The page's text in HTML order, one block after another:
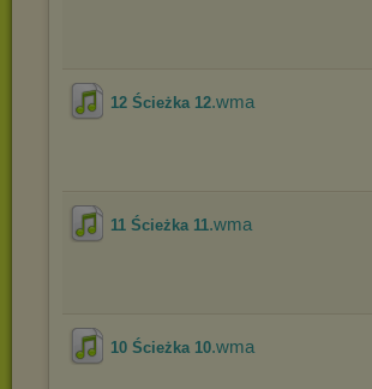
12 Ścieżka 12.wma
11 Ścieżka 11.wma
10 Ścieżka 10.wma